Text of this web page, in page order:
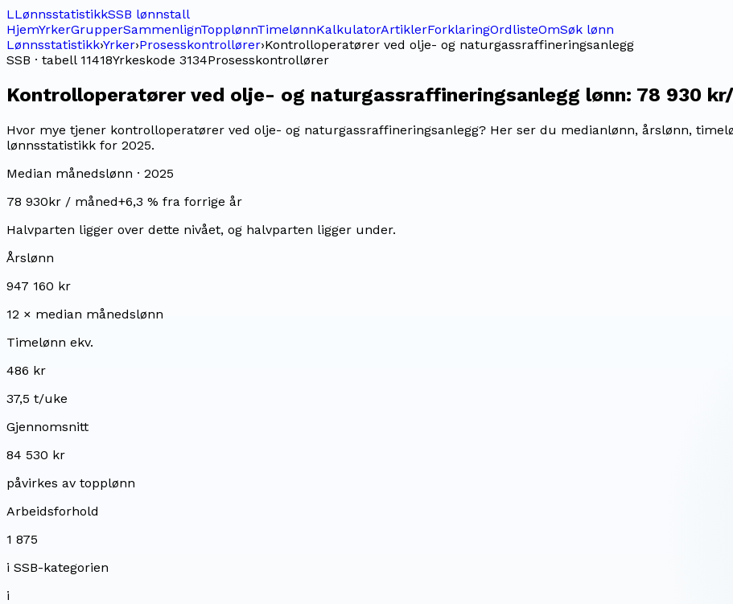
LLønnsstatistikkSSB lønnstall
HjemYrkerGrupperSammenlignTopplønnTimelønnKalkulatorArtiklerForklaringOrdlisteOmSøk lønn
Lønnsstatistikk›Yrker›Prosesskontrollører›Kontrolloperatører ved olje- og naturgassraffineringsanlegg
SSB · tabell 11418Yrkeskode 3134Prosesskontrollører
Kontrolloperatører ved olje- og naturgassraffineringsanlegg lønn: 78 930
Hvor mye tjener kontrolloperatører ved olje- og naturgassraffineringsanlegg? Her ser du medianlønn, årslønn,
lønnsstatistikk for 2025.
Median månedslønn · 2025
78 930kr / måned+6,3 % fra forrige år
Halvparten ligger over dette nivået, og halvparten ligger under.
Årslønn
947 160 kr
12 × median månedslønn
Timelønn ekv.
486 kr
37,5 t/uke
Gjennomsnitt
84 530 kr
påvirkes av topplønn
Arbeidsforhold
1 875
i SSB-kategorien
i